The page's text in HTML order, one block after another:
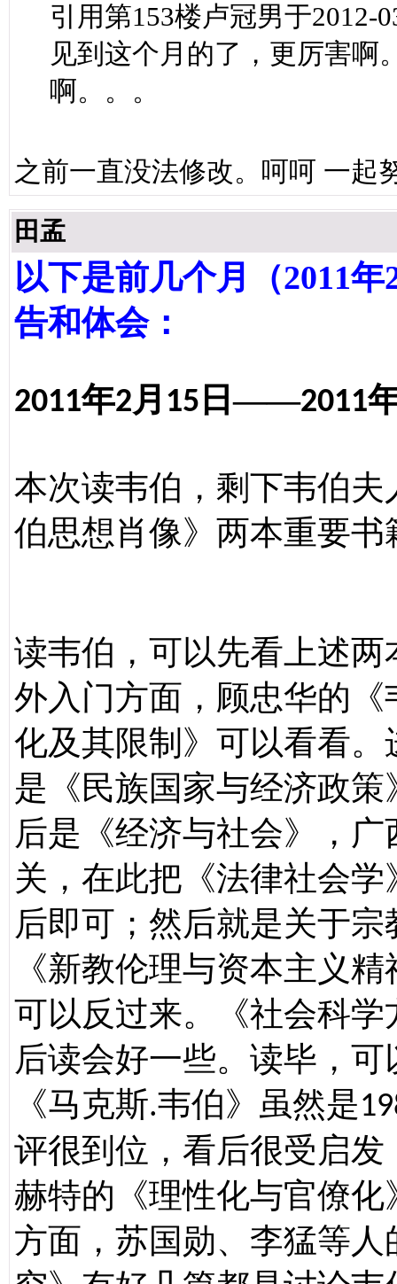
引用第153楼卢冠男于2012-
见到这个月的了，更厉害啊
啊。。。
之前一直没法修改。呵呵 一起
田孟
以下是前几个月（2011
告和体会：
2011年2月 15 日——2011
本次读韦伯，剩下韦伯
伯思想肖像》两本重要
读韦伯，可以先看上述
外入门方面，顾忠华的
化及其限制》可以看看
是《民族国家与经济政
后是《经济与社会》，
关，在此把《法律社会
后即可；然后就是关于
《新教伦理与资本主义
可以反过来。《社会科
后读会好一些。读毕，
《马克斯.韦伯》虽然是
评很到位，看后很受启
赫特的《理性化与官僚
方面，苏国勋、李猛等